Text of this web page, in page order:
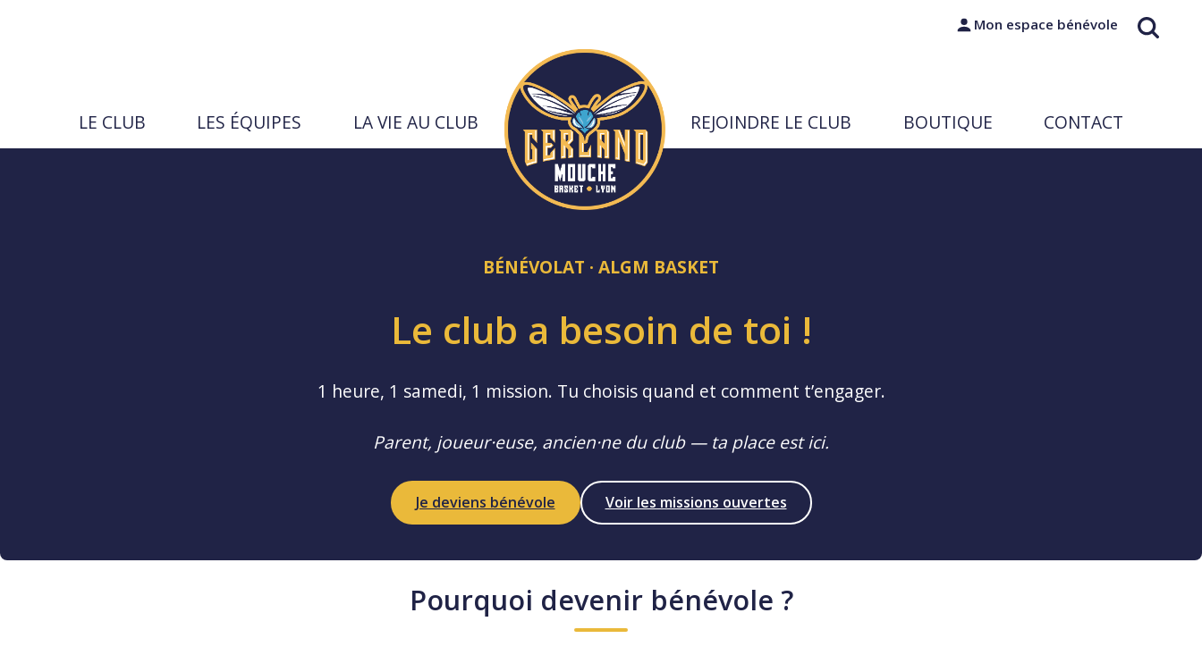
Mon espace bénévole
LE CLUB LES ÉQUIPES LA VIE AU CLUB REJOINDRE LE CLUB BOUTIQUE CONTACT
BÉNÉVOLAT · ALGM BASKET
Le club a besoin de toi !
1 heure, 1 samedi, 1 mission. Tu choisis quand et comment t’engager.
Parent, joueur·euse, ancien·ne du club — ta place est ici.
Je deviens bénévole Voir les missions ouvertes
Pourquoi devenir bénévole ?